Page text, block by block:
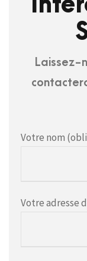
Laissez-
Votre nom
Votre adresse